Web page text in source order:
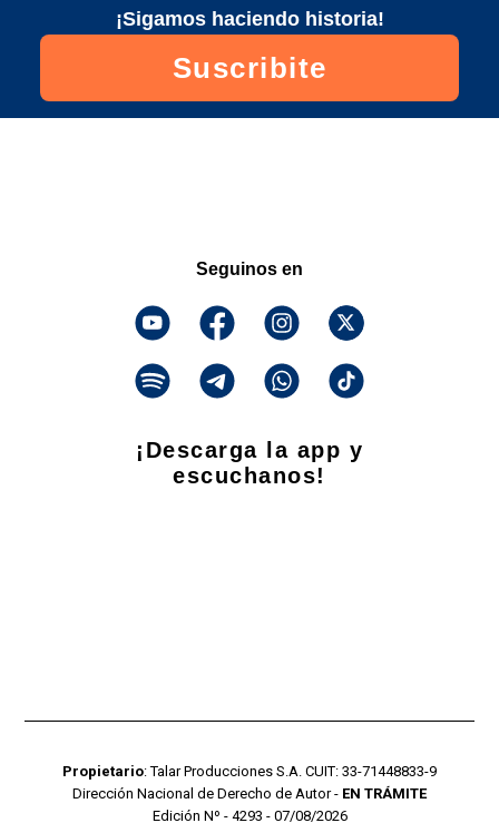
¡Sigamos haciendo historia!
Suscribite
Seguinos en
¡Descarga la app y
escuchanos!
Propietario: Talar Producciones S.A. CUIT: 33-71448833-9
Dirección Nacional de Derecho de Autor - EN TRÁMITE
Edición Nº - 4293 - 07/08/2026